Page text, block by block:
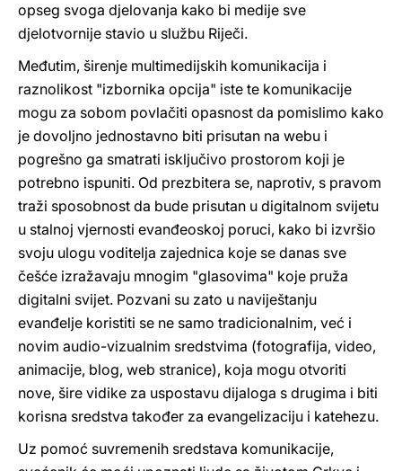
opseg svoga djelovanja kako bi medije sve
djelotvornije stavio u službu Riječi.
Međutim, širenje multimedijskih komunikacija i
raznolikost "izbornika opcija" iste te komunikacije
mogu za sobom povlačiti opasnost da pomislimo kako
je dovoljno jednostavno biti prisutan na webu i
pogrešno ga smatrati isključivo prostorom koji je
potrebno ispuniti. Od prezbitera se, naprotiv, s pravom
traži sposobnost da bude prisutan u digitalnom svijetu
u stalnoj vjernosti evanđeoskoj poruci, kako bi izvršio
svoju ulogu voditelja zajednica koje se danas sve
češće izražavaju mnogim "glasovima" koje pruža
digitalni svijet. Pozvani su zato u naviještanju
evanđelje koristiti se ne samo tradicionalnim, već i
novim audio-vizualnim sredstvima (fotografija, video,
animacije, blog, web stranice), koja mogu otvoriti
nove, šire vidike za uspostavu dijaloga s drugima i biti
korisna sredstva također za evangelizaciju i katehezu.
Uz pomoć suvremenih sredstava komunikacije,